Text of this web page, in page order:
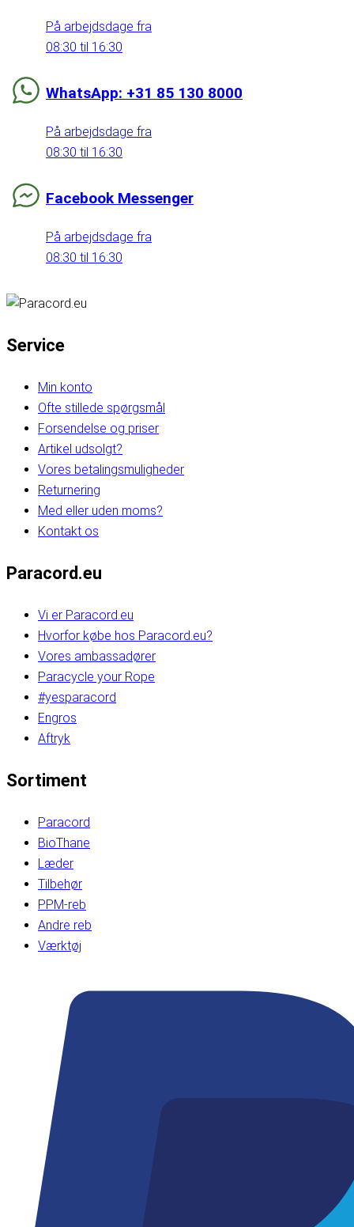
På arbejdsdage fra
08:30 til 16:30
WhatsApp: +31 85 130 8000
På arbejdsdage fra
08:30 til 16:30
Facebook Messenger
På arbejdsdage fra
08:30 til 16:30
Service
Min konto
Ofte stillede spørgsmål
Forsendelse og priser
Artikel udsolgt?
Vores betalingsmuligheder
Returnering
Med eller uden moms?
Kontakt os
Paracord.eu
Vi er Paracord.eu
Hvorfor købe hos Paracord.eu?
Vores ambassadører
Paracycle your Rope
#yesparacord
Engros
Aftryk
Sortiment
Paracord
BioThane
Læder
Tilbehør
PPM-reb
Andre reb
Værktøj